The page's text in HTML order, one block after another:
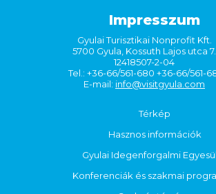
Impresszum
Gyulai Turisztikai Nonprofit Kft.
5700 Gyula, Kossuth Lajos utca 7.
12418507-2-04
Tel.: +36-66/561-680 +36-66/561-
E-mail: info@visitgyula.com
Térkép
Hasznos információk
Gyulai Idegenforgalmi
Konferenciák és szakmai